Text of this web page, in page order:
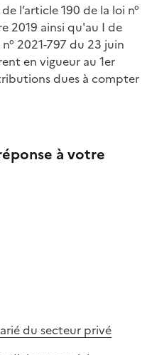
l’article 190 de la loi n°
2019 ainsi qu'au I de
2021-797 du 23 juin
en vigueur au 1er
dues à compter
à votre
du secteur privé